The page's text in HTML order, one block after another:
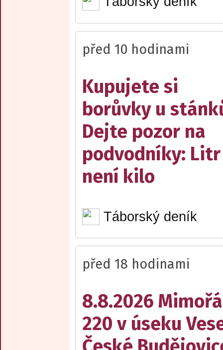
před 10 hodinami
Kupujete si
borůvky u
Dejte pozor na
podvodníky: Litr
není kilo
Táborský deník
před 18 hodinami
8.8.2026
220 v úseku